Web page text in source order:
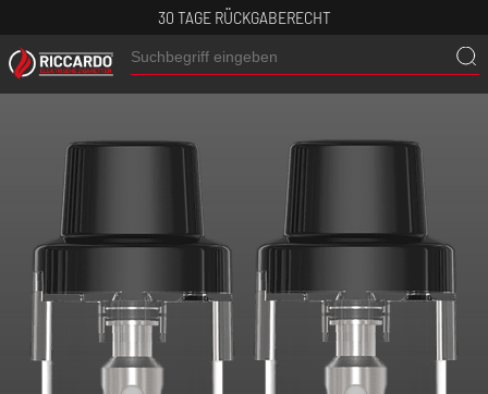
30 TAGE RÜCKGABERECHT